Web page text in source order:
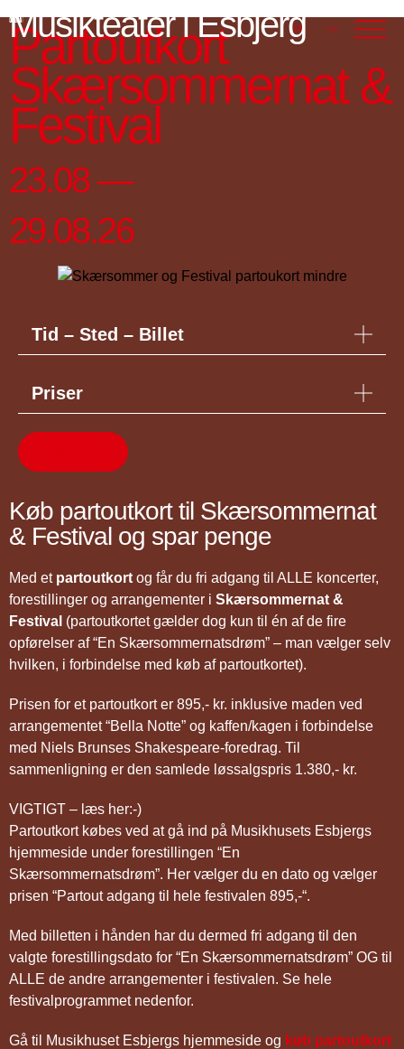
DK UK
Musikteater i Esbjerg
Partoutkort
Skærsommernat &
Festival
23.08 —
29.08.26
Tid – Sted – Billet
Priser
Køb partoutkort til Skærsommernat
& Festival og spar penge
Med et partoutkort og får du fri adgang til ALLE koncerter,
forestillinger og arrangementer i Skærsommernat &
Festival (partoutkortet gælder dog kun til én af de fire
opførelser af “En Skærsommernatsdrøm” – man vælger selv
hvilken, i forbindelse med køb af partoutkortet).
Prisen for et partoutkort er 895,- kr. inklusive maden ved
arrangementet “Bella Notte” og kaffen/kagen i forbindelse
med Niels Brunses Shakespeare-foredrag. Til
sammenligning er den samlede løssalgspris 1.380,- kr.
VIGTIGT – læs her:-)
Partoutkort købes ved at gå ind på Musikhusets Esbjergs
hjemmeside under forestillingen “En
Skærsommernatsdrøm”. Her vælger du en dato og vælger
prisen “Partout adgang til hele festivalen 895,-“.
Med billetten i hånden har du dermed fri adgang til den
valgte forestillingsdato for “En Skærsommernatsdrøm” OG til
ALLE de andre arrangementer i festivalen. Se hele
festivalprogrammet nedenfor.
Gå til Musikhuset Esbjergs hjemmeside og køb partoutkort